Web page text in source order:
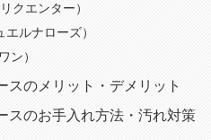
クエンター）
ルナローズ）
ン）
スのメリット・デメリット
スのお手入れ方法・汚れ対策